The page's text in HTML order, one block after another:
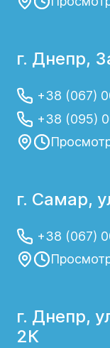
г. Днепр,
+38 (067)
+38 (095)
г. Самар,
+38 (067)
г. Днепр,
2К